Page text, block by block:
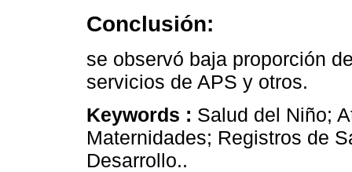
Conclusión:
se observó baja proporción
servicios de APS y otros.
Keywords : Salud del Niño;
Maternidades; Registros de
Desarrollo..